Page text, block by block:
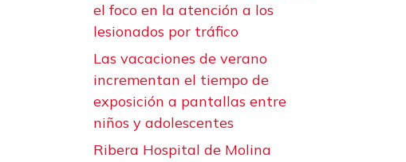
el foco en la atención a los
lesionados por tráfico
Las vacaciones de verano
incrementan el tiempo de
exposición a pantallas entre
niños y adolescentes
Ribera Hospital de Molina